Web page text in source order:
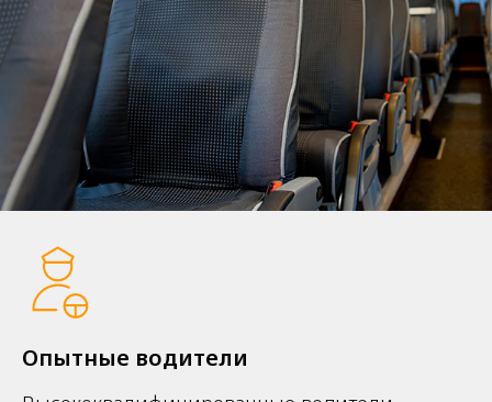
Опытные водители